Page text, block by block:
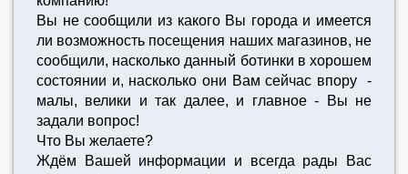
Вы не сообщили из какого Вы города и имеется
ли возможность посещения наших магазинов, не
сообщили, насколько данный ботинки в хорошем
состоянии и, насколько они Вам сейчас впору -
малы, велики и так далее, и главное - Вы не
задали вопрос!
Что Вы желаете?
Ждём Вашей информации и всегда рады Вас